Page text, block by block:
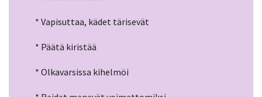
* Vapisuttaa, kädet tärisevät
* Päätä kiristää
* Olkavarsissa kihelmöi